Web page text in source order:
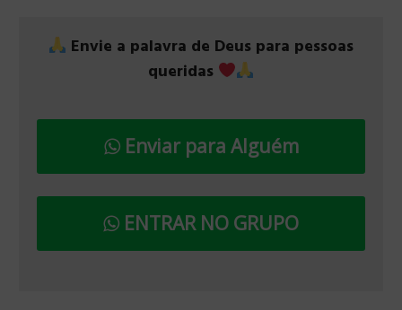
Envie a palavra de Deus para pessoas
queridas
Enviar para Alguém
ENTRAR NO GRUPO